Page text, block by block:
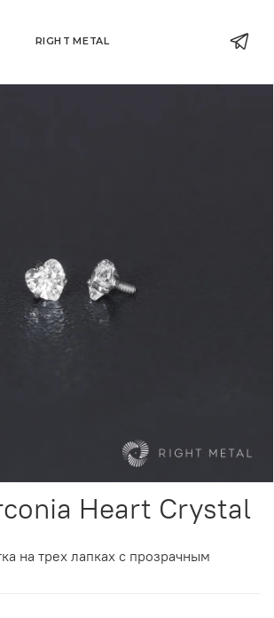
RIGHT METAL
Heart Crystal
на трех лапках с прозрачным